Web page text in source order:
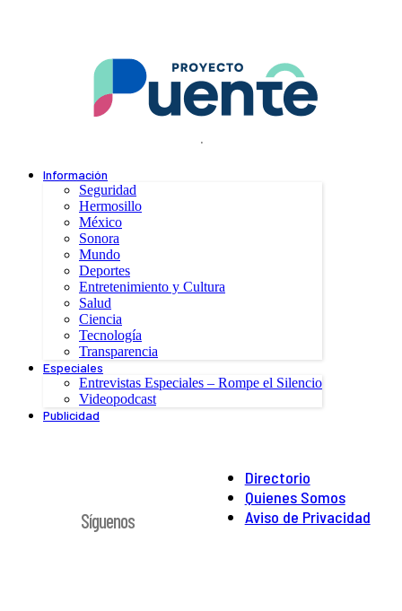
.
Información
Seguridad
Hermosillo
México
Sonora
Mundo
Deportes
Entretenimiento y Cultura
Salud
Ciencia
Tecnología
Transparencia
Especiales
Entrevistas Especiales – Rompe el Silencio
Videopodcast
Publicidad
Directorio
Quienes Somos
Aviso de Privacidad
Síguenos